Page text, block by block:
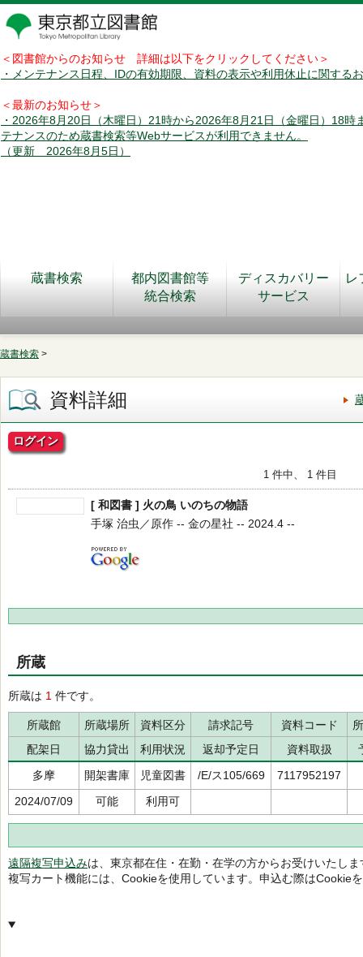
＜図書館からのお知らせ 詳細は以下をクリックしてください＞
・メンテナンス日程、IDの有効期限、資料の表示や利用休止に関する
＜最新のお知らせ＞
・2026年8月20日（木曜日）21時から2026年8月21日（金曜日）18時
テナンスのため蔵書検索等Webサービスが利用できません。
（更新 2026年8月5日）
蔵書検索
都内図書館等
統合検索
ディスカバリー
サービス
レ
蔵書検索 >
資料詳細
ログイン
1 件中、 1 件目
[ 和図書 ] 火の鳥 いのちの物語
手塚 治虫／原作 -- 金の星社 -- 2024.4 --
所蔵
所蔵は 1 件です。
所蔵館 所蔵場所 資料区分 請求記号 資料コード
配架日
協力貸出 利用状況 返却予定日 資料取扱
多摩
開架書庫 児童図書 /E/ス105/669
7117952197
2024/07/09
可能 利用可
遠隔複写申込みは、東京都在住・在勤・在学の方からお受けいたしま
複写カート機能には、Cookieを使用しています。申込む際はCookie